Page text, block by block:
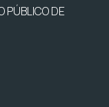
PÚBLICO DE